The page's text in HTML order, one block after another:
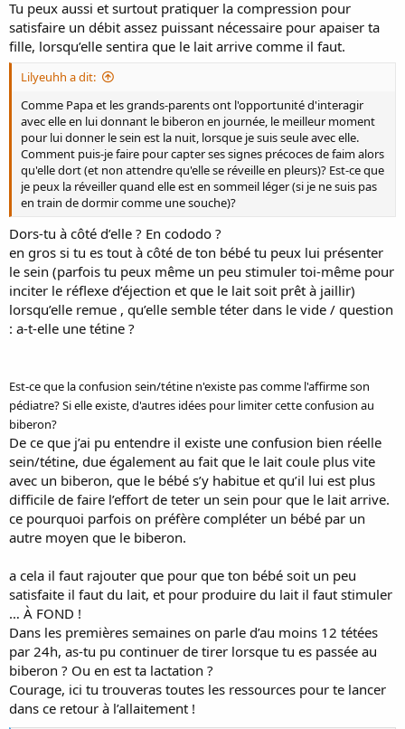
Tu peux aussi et surtout pratiquer la compression pour
satisfaire un débit assez puissant nécessaire pour apaiser ta
fille, lorsqu’elle sentira que le lait arrive comme il faut.
Lilyeuhh a dit:
Comme Papa et les grands-parents ont l'opportunité d'interagir
avec elle en lui donnant le biberon en journée, le meilleur moment
pour lui donner le sein est la nuit, lorsque je suis seule avec elle.
Comment puis-je faire pour capter ses signes précoces de faim alors
qu'elle dort (et non attendre qu'elle se réveille en pleurs)? Est-ce que
je peux la réveiller quand elle est en sommeil léger (si je ne suis pas
en train de dormir comme une souche)?
Dors-tu à côté d’elle ? En cododo ?
en gros si tu es tout à côté de ton bébé tu peux lui présenter
le sein (parfois tu peux même un peu stimuler toi-même pour
inciter le réflexe d’éjection et que le lait soit prêt à jaillir)
lorsqu’elle remue , qu’elle semble téter dans le vide / question
: a-t-elle une tétine ?
Est-ce que la confusion sein/tétine n'existe pas comme l'affirme son
pédiatre? Si elle existe, d'autres idées pour limiter cette confusion au
biberon?
De ce que j’ai pu entendre il existe une confusion bien réelle
sein/tétine, due également au fait que le lait coule plus vite
avec un biberon, que le bébé s’y habitue et qu’il lui est plus
difficile de faire l’effort de teter un sein pour que le lait arrive.
ce pourquoi parfois on préfère compléter un bébé par un
autre moyen que le biberon.
a cela il faut rajouter que pour que ton bébé soit un peu
satisfaite il faut du lait, et pour produire du lait il faut stimuler
… À FOND !
Dans les premières semaines on parle d’au moins 12 tétées
par 24h, as-tu pu continuer de tirer lorsque tu es passée au
biberon ? Ou en est ta lactation ?
Courage, ici tu trouveras toutes les ressources pour te lancer
dans ce retour à l’allaitement !